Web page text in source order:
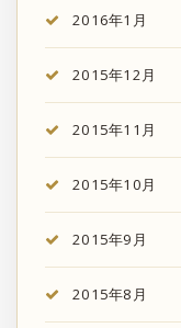
2016年1月
2015年12月
2015年11月
2015年10月
2015年9月
2015年8月